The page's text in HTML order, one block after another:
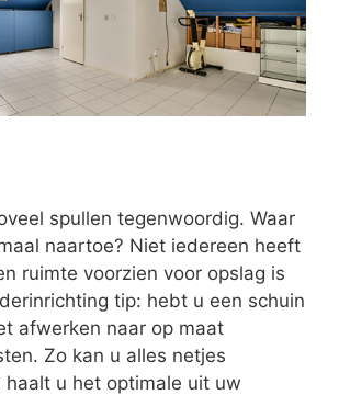
spullen tegenwoordig. Waar
naartoe? Niet iedereen heeft
ruimte voorzien voor opslag is
tip: hebt u een schuin
afwerken naar op maat
Zo kan u alles netjes
u het optimale uit uw